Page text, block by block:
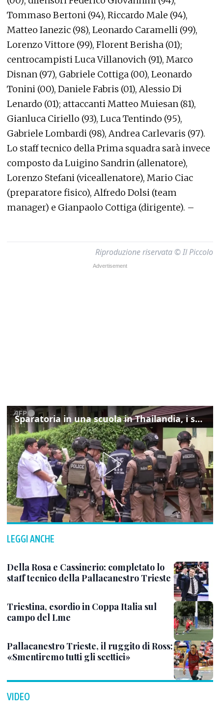
Tommaso Bertoni (94), Riccardo Male (94),
Matteo Ianezic (98), Leonardo Caramelli (99),
Lorenzo Vittore (99), Florent Berisha (01);
centrocampisti Luca Villanovich (91), Marco
Disnan (97), Gabriele Cottiga (00), Leonardo
Tonini (00), Daniele Fabris (01), Alessio Di
Lenardo (01); attaccanti Matteo Muiesan (81),
Gianluca Ciriello (93), Luca Tentindo (95),
Gabriele Lombardi (98), Andrea Carlevaris (97).
Lo staff tecnico della Prima squadra sarà invece
composto da Luigino Sandrin (allenatore),
Lorenzo Stefani (viceallenatore), Mario Ciac
(preparatore fisico), Alfredo Dolsi (team
manager) e Gianpaolo Cottiga (dirigente). –
Riproduzione riservata © Il Piccolo
Sparatoria in una scuola in Thailandia, i soccorsi sul posto
LEGGI ANCHE
Della Rosa e Cassinerio: completato lo
staff tecnico della Pallacanestro Trieste
Triestina, esordio in Coppa Italia sul
campo del Lme
Pallacanestro Trieste, il ruggito di Ross:
«Smentiremo tutti gli scettici»
VIDEO